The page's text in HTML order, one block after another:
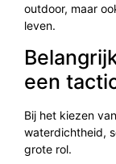
outdoor, maar
leven.
een
Bij het kiezen
waterdichtheid,
grote rol.